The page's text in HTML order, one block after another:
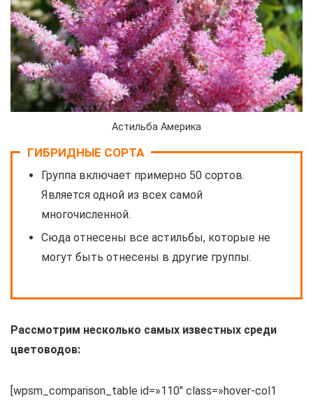
Астильба Америка
ГИБРИДНЫЕ СОРТА
Группа включает примерно 50 сортов.
Является одной из всех самой
многочисленной.
Сюда отнесены все астильбы, которые не
могут быть отнесены в другие группы.
Рассмотрим несколько самых известных среди
цветоводов:
[wpsm_comparison_table id=»110″ class=»hover-col1